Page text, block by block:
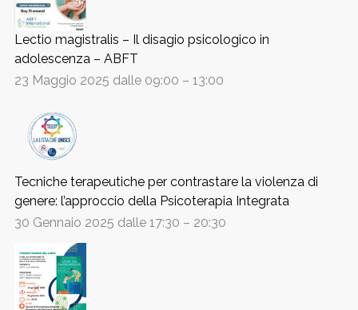
Lectio magistralis – Il disagio psicologico in
adolescenza – ABFT
23 Maggio 2025 dalle 09:00 – 13:00
Tecniche terapeutiche per contrastare la violenza di
genere: l’approccio della Psicoterapia Integrata
30 Gennaio 2025 dalle 17:30 – 20:30